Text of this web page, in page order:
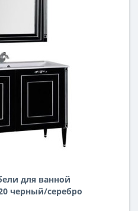
для ванной
черный/серебро